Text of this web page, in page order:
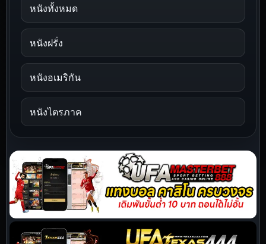
หนังทั้งหมด
หนังฝรั่ง
หนังอเมริกัน
หนังไตรภาค